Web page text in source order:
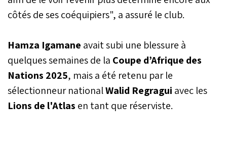
côtés de ses coéquipiers", a assuré le club.
Hamza Igamane avait subi une blessure à
quelques semaines de la Coupe d’Afrique des
Nations 2025, mais a été retenu par le
sélectionneur nationalWalid Regragui avec les
Lions de l'Atlas en tant que réserviste.